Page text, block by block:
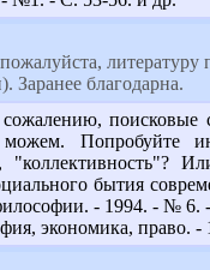
Заранее благодарна.
сожалению,
Попробуйте
бытия
- 1994. - № 6.
экономика, право.